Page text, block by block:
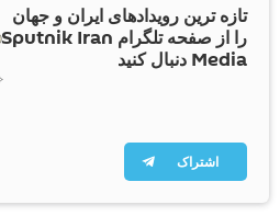
تازه ترین رویدادهای ایران و جهان
را از صفحه تلگرام Sputnik Iran
Media دنبال کنید
اشتراک